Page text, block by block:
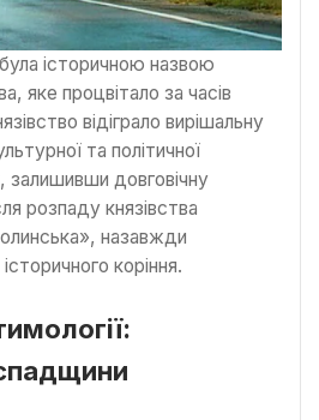
історичною назвою
яке процвітало за часів
відіграло вирішальну
та політичної
залишивши довговічну
розпаду князівства
назавжди
коріння.